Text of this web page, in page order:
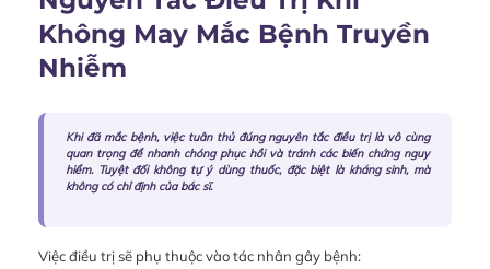
Không May Mắc Bệnh Truyền
Nhiễm
Khi đã mắc bệnh, việc tuân thủ đúng nguyên tắc điều trị là vô cùng
quan trọng để nhanh chóng phục hồi và tránh các biến chứng nguy
hiểm. Tuyệt đối không tự ý dùng thuốc, đặc biệt là kháng sinh, mà
không có chỉ định của bác sĩ.
Việc điều trị sẽ phụ thuộc vào tác nhân gây bệnh: